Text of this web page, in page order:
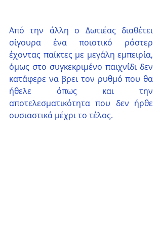
Από την άλλη ο Δωτιέας διαθέτει
σίγουρα ένα ποιοτικό ρόστερ
έχοντας παίκτες με μεγάλη εμπειρία,
όμως στο συγκεκριμένο παιχνίδι δεν
κατάφερε να βρει τον ρυθμό που θα
ήθελε όπως και την
αποτελεσματικότητα που δεν ήρθε
ουσιαστικά μέχρι το τέλος.